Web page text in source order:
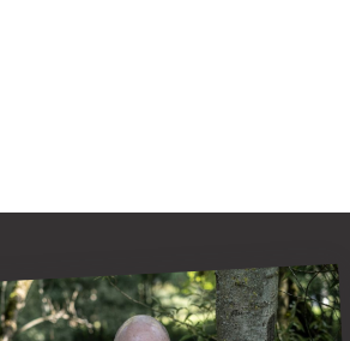
2026/2027
Attendorn